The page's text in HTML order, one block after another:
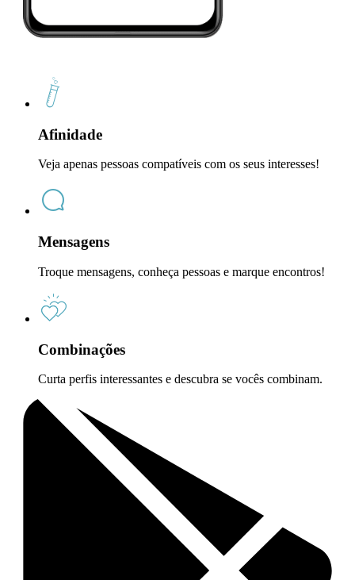
Afinidade
Veja apenas pessoas compatíveis com os seus interesses!
Mensagens
Troque mensagens, conheça pessoas e marque encontros!
Combinações
Curta perfis interessantes e descubra se vocês combinam.